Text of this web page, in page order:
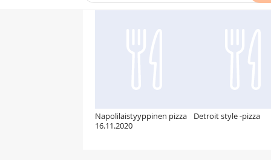
Napolilaistyyppinen pizza
16.11.2020
Detroit style -pizza